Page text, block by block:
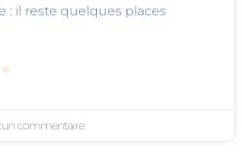
: il reste quelques places
commentaire